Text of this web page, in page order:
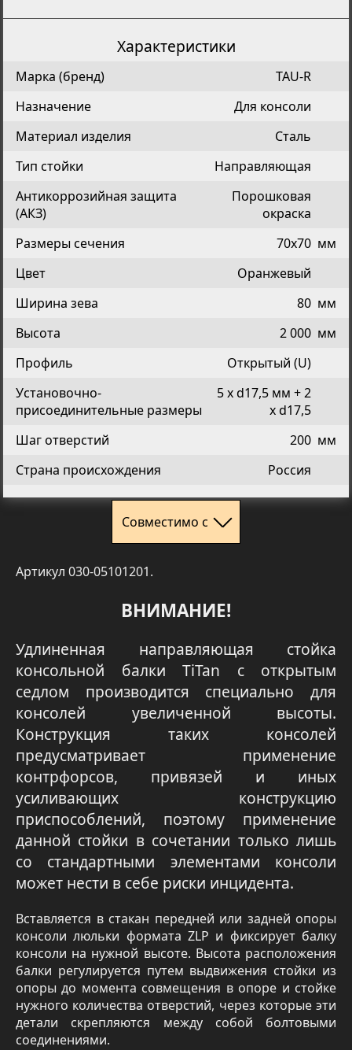
Характеристики
Марка (бренд)
TAU-R
Назначение
Для консоли
Материал изделия
Сталь
Тип стойки
Направляющая
Антикоррозийная защита
(АКЗ)
Порошковая
окраска
Размеры сечения
70х70 мм
Цвет
Оранжевый
Ширина зева
80 мм
Высота
2 000 мм
Профиль
Открытый (U)
Установочно-
присоединительные размеры
5 х d17,5 мм + 2
х d17,5
Шаг отверстий
200 мм
Страна происхождения
Россия
Совместимо с
Артикул 030-05101201.
ВНИМАНИЕ!
Удлиненная направляющая стойка
консольной балки TiTan с открытым
седлом производится специально для
консолей увеличенной высоты.
Конструкция таких консолей
предусматривает применение
контрфорсов, привязей и иных
усиливающих конструкцию
приспособлений, поэтому применение
данной стойки в сочетании только лишь
со стандартными элементами консоли
может нести в себе риски инцидента.
Вставляется в стакан передней или задней опоры
консоли люльки формата ZLP и фиксирует балку
консоли на нужной высоте. Высота расположения
балки регулируется путем выдвижения стойки из
опоры до момента совмещения в опоре и стойке
нужного количества отверстий, через которые эти
детали скрепляются между собой болтовыми
соединениями.